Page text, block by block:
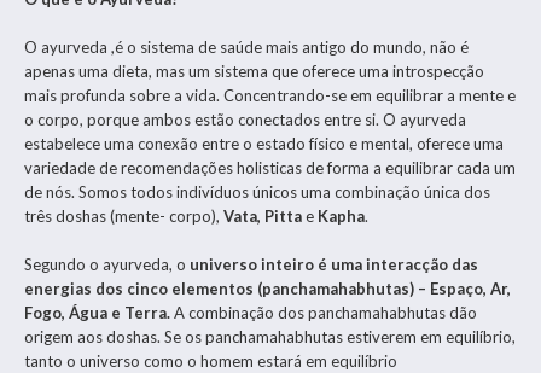
O ayurveda ,é o sistema de saúde mais antigo do mundo, não é
apenas uma dieta, mas um sistema que oferece uma introspecção
mais profunda sobre a vida. Concentrando-se em equilibrar a mente e
o corpo, porque ambos estão conectados entre si. O ayurveda
estabelece uma conexão entre o estado físico e mental, oferece uma
variedade de recomendações holisticas de forma a equilibrar cada um
de nós. Somos todos indivíduos únicos uma combinação única dos
três doshas (mente- corpo), Vata, Pittae Kapha.
Segundo o ayurveda, o universo inteiro é uma interacção das
energias dos cinco elementos (panchamahabhutas) – Espaço, Ar,
Fogo, Água e Terra.A combinação dos panchamahabhutas dão
origem aos doshas. Se os panchamahabhutas estiverem em equilíbrio,
tanto o universo como o homem estará em equilíbrio